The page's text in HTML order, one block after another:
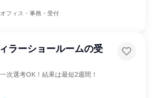
フィス・事務・受付
ラーショールームの受
次選考OK！結果は最短2週間！